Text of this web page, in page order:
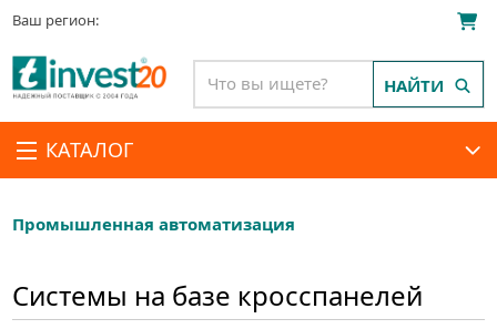
Ваш регион:
КАТАЛОГ
НАЙТИ
Промышленная автоматизация
Системы на базе кросспанелей